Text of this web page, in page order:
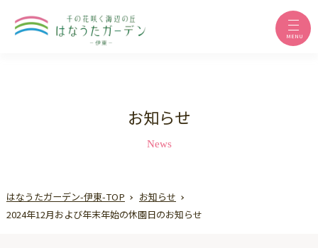
MENU
お知らせ
News
はなうたガーデン-伊東-TOP
お知らせ
2024年12月および年末年始の休園日のお知らせ